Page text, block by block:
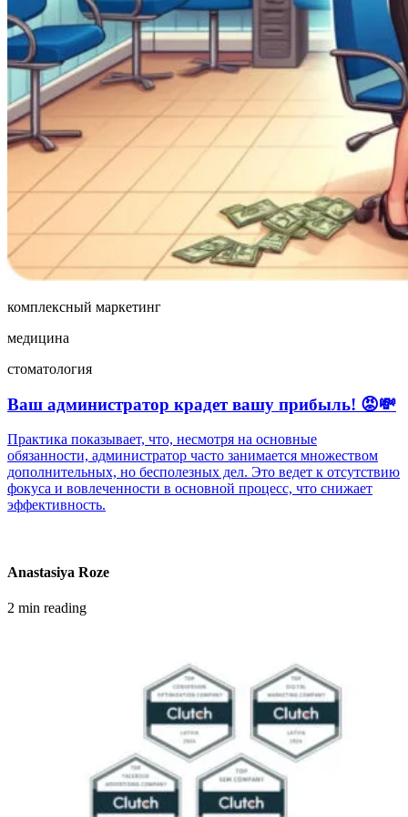
комплексный маркетинг
медицина
стоматология
Ваш администратор крадет вашу прибыль! 😡💸
Практика показывает, что, несмотря на основные
обязанности, администратор часто занимается множеством
дополнительных, но бесполезных дел. Это ведет к отсутствию
фокуса и вовлеченности в основной процесс, что снижает
эффективность.
Anastasiya Roze
2 min reading